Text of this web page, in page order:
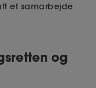
et samarbejde
og